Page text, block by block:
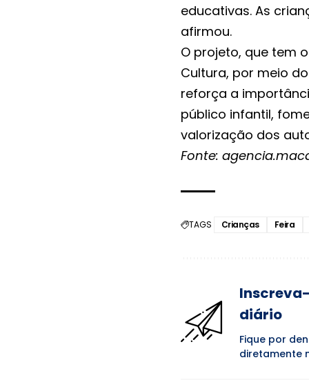
educativas. As
afirmou.
O projeto, que tem
Cultura, por meio do
reforça a
público infantil,
valorização dos
Fonte:
TAGS Crianças Feira
diário
Fique por
diretamente